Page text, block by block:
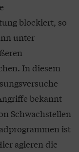
blockiert, so
unter
In diesem
bekannt
Schwachstellen
ist
agieren die